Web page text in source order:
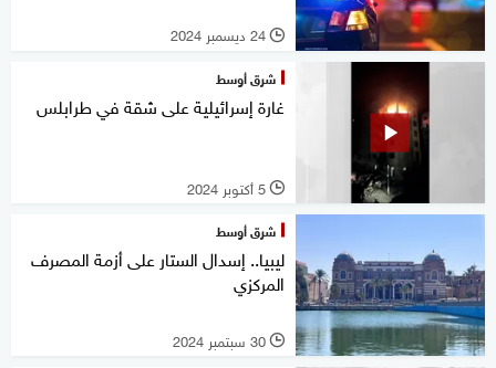
l 24 ديسمبر 2024
شرق أوسط
غارة إسرائيلية على شقة في طرابلس
l 5 أكتوبر 2024
شرق أوسط
ليبيا.. إسدال الستار على أزمة المصرف
المركزي
l 30 سبتمبر 2024